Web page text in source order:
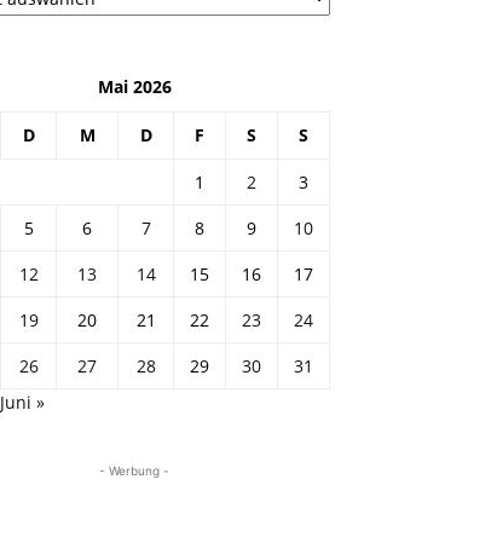
Mai 2026
D M D F S S
1 2
3
5 6 7 8 9
10
12 13 14 15 16
17
19 20 21 22 23
24
26 27 28 29 30
31
Juni »
- Werbung -